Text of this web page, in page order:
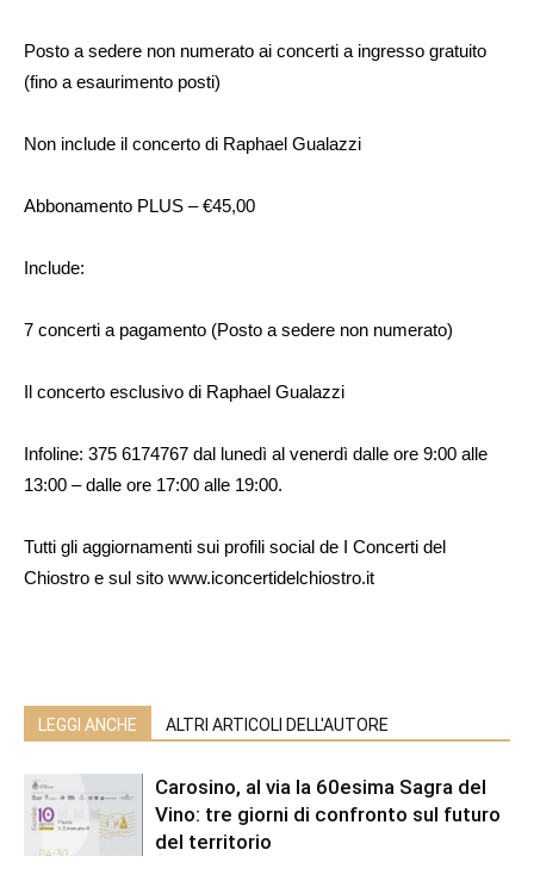
Posto a sedere non numerato ai concerti a ingresso gratuito
(fino a esaurimento posti)
Non include il concerto di Raphael Gualazzi
Abbonamento PLUS – €45,00
Include:
7 concerti a pagamento (Posto a sedere non numerato)
Il concerto esclusivo di Raphael Gualazzi
Infoline: 375 6174767 dal lunedì al venerdì dalle ore 9:00 alle
13:00 – dalle ore 17:00 alle 19:00.
Tutti gli aggiornamenti sui profili social de I Concerti del
Chiostro e sul sito www.iconcertidelchiostro.it
LEGGI ANCHE ALTRI ARTICOLI DELL'AUTORE
Carosino, al via la 60esima Sagra del
Vino: tre giorni di confronto sul futuro
del territorio